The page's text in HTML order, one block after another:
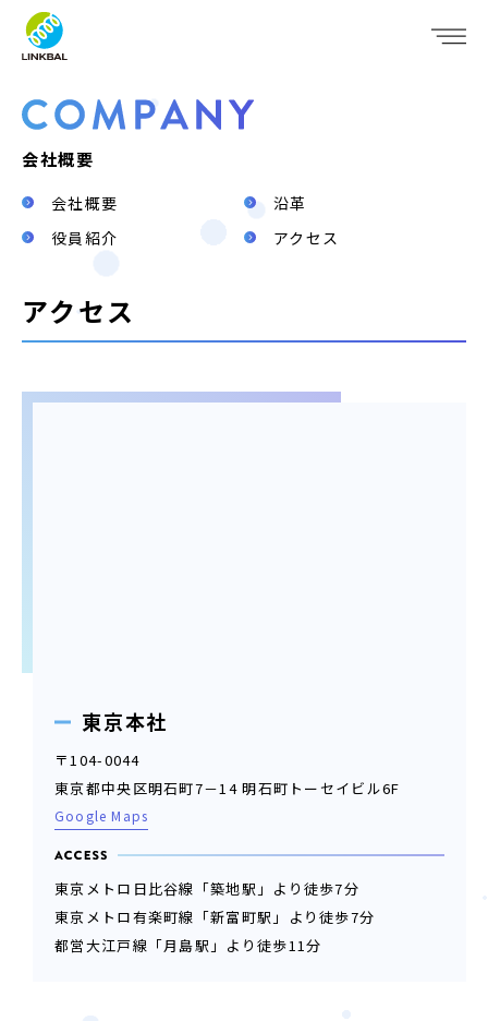
WHO WE ARE
SERVICE
COMPANY
RECRUIT
婚活パーティー（東京）
婚活パーティー（大阪）
PRIVACY POLICY
JP
会社概要
会社概要
役員紹介
沿革
アクセス
アクセス
東京本社
〒104-0044
東京都中央区明石町7－14 明石町トーセイビル6F
Google Maps
東京メトロ日比谷線「築地駅」より徒歩7分
東京メトロ有楽町線「新富町駅」より徒歩7分
都営大江戸線「月島駅」より徒歩11分